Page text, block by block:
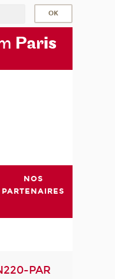
Paris
NOS
PARTENAIRES
PAR